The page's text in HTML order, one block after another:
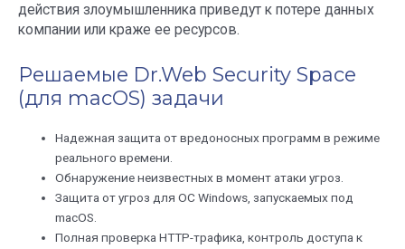
действия злоумышленника приведут к потере данных
компании или краже ее ресурсов.
Решаемые Dr.Web Security Space
(для macOS) задачи
Надежная защита от вредоносных программ в режиме
реального времени.
Обнаружение неизвестных в момент атаки угроз.
Защита от угроз для ОС Windows, запускаемых под
macOS.
Полная проверка HTTP-трафика, контроль доступа к